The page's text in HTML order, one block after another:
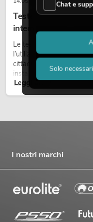
Teste mobili
intemperie per eventi
Le teste mobili outdoor
l’utilizzo all’aperto.
cittadine, concerti open-
installazioni temporanee
Leggi ora
I nostri marchi
Chat e
Solo necessari